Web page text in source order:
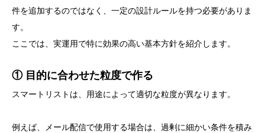
件を追加するのではなく、一定の設計ルールを持つ必要がありま
す。
ここでは、実運用で特に効果の高い基本方針を紹介します。
① 目的に合わせた粒度で作る
スマートリストは、用途によって適切な粒度が異なります。
例えば、メール配信で使用する場合は、過剰に細かい条件を積み